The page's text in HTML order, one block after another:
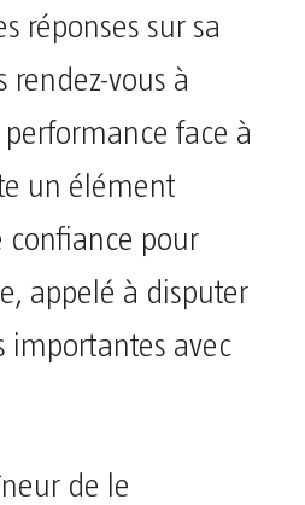
réponses sur sa
rendez-vous à
face à
un élément
confiance pour
appelé à disputer
importantes avec
de le